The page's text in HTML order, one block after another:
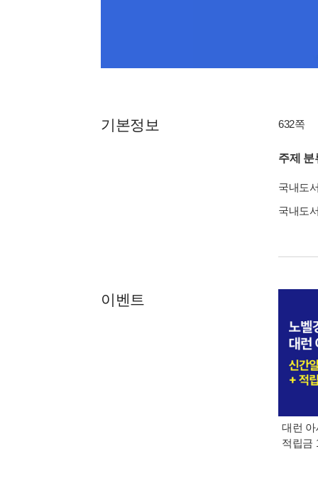
기본정보 632쪽
주제 분
국내도
국내도
이벤트
대런
적립금